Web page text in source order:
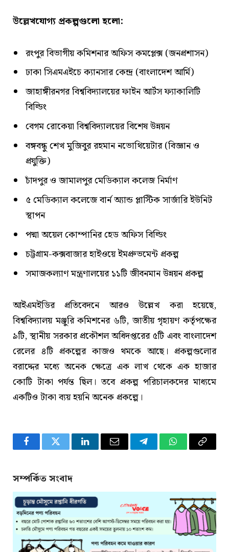
উল্লেখযোগ্য প্রকল্পগুলো হলো:
রংপুর বিভাগীয় কমিশনার অফিস কমপ্লেক্স (জনপ্রশাসন)
ঢাকা সিএমএইচে ক্যানসার কেন্দ্র (বাংলাদেশ আর্মি)
জাহাঙ্গীরনগর বিশ্ববিদ্যালয়ের ফাইন আর্টস ফ্যাকালিটি
বিল্ডিং
বেগম রোকেয়া বিশ্ববিদ্যালয়ের বিশেষ উন্নয়ন
বঙ্গবন্ধু শেখ মুজিবুর রহমান নভোথিয়েটার (বিজ্ঞান ও
প্রযুক্তি)
চাঁদপুর ও জামালপুর মেডিক্যাল কলেজ নির্মাণ
৫ মেডিক্যাল কলেজে বার্ন অ্যান্ড প্লাস্টিক সার্জারি ইউনিট
স্থাপন
পদ্মা অয়েল কোম্পানির হেড অফিস বিল্ডিং
চট্টগ্রাম-কক্সবাজার হাইওয়ে ইমপ্রুভমেন্ট প্রকল্প
সমাজকল্যাণ মন্ত্রণালয়ের ১১টি জীবনমান উন্নয়ন প্রকল্প
আইএমইডির প্রতিবেদনে আরও উল্লেখ করা হয়েছে,
বিশ্ববিদ্যালয় মঞ্জুরি কমিশনের ৬টি, জাতীয় গৃহায়ণ কর্তৃপক্ষের
৯টি, স্থানীয় সরকার প্রকৌশল অধিদপ্তরের ৫টি এবং বাংলাদেশ
রেলের ৪টি প্রকল্পের কাজও থমকে আছে। প্রকল্পগুলোর
বরাদ্দের মধ্যে অনেক ক্ষেত্রে এক লাখ থেকে এক হাজার
কোটি টাকা পর্যন্ত ছিল। তবে প্রকল্প পরিচালকদের মাধ্যমে
একটিও টাকা ব্যয় হয়নি অনেক প্রকল্পে।
FacebookTwitter LinkedInEmail TelegramWhatsApp
Copy
সম্পর্কিত সংবাদ